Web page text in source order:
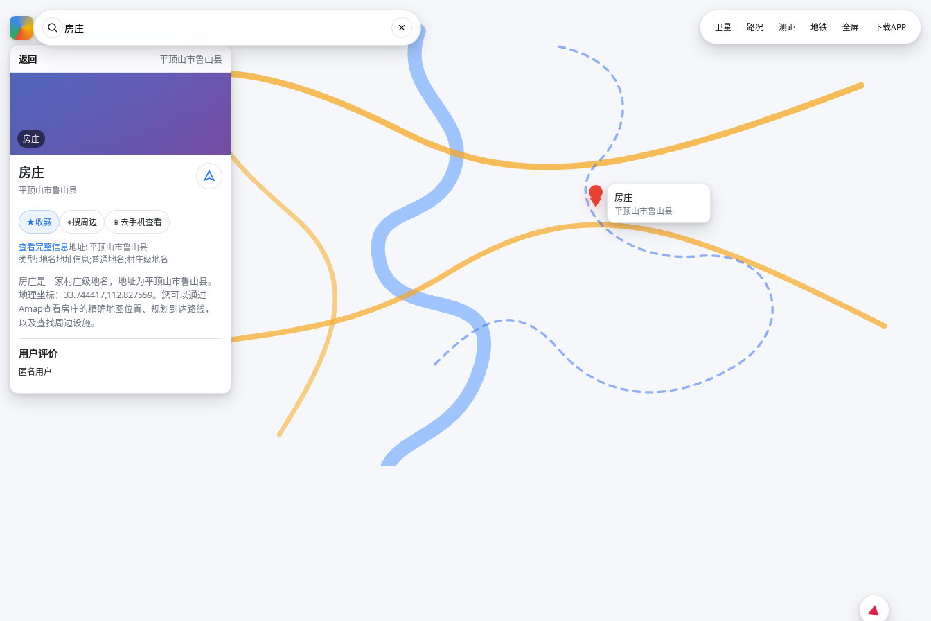
返回 平顶山市鲁山县
房庄
房庄
平顶山市鲁山县
★收藏 ⌖搜周边 📱 去手机查看
查看完整信息地址: 平顶山市鲁山县
类型: 地名地址信息;普通地名;村庄级地名
房庄是一家村庄级地名，地址为平顶山市鲁山县。
地理坐标：33.744417,112.827559。您可以通过
Amap查看房庄的精确地图位置、规划到达路线，
以及查找周边设施。
用户评价
匿名用户
房庄
平顶山市鲁山县
卫星 路况 测距 地铁 全屏 下载APP